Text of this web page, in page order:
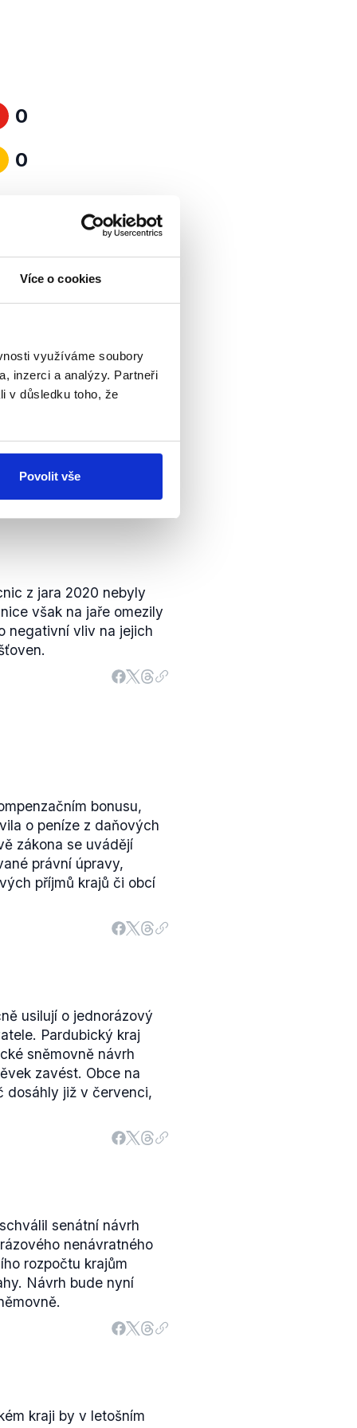
Více o cookies
využíváme soubory
inzerci a analýzy. Partneři
v důsledku toho, že
Povolit vše
0
0
z jara 2020 nebyly
však na jaře omezily
negativní vliv na jejich
bonusu,
o peníze z daňových
zákona se uvádějí
právní úpravy,
příjmů krajů či obcí
usilují o jednorázový
Pardubický kraj
sněmovně návrh
zavést. Obce na
dosáhly již v červenci,
senátní návrh
nenávratného
rozpočtu krajům
Návrh bude nyní
kraji by v letošním